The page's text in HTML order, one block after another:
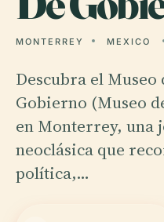
MONTERREY MEXICO
Descubra el Museo
Gobierno (Museo
en Monterrey, una
neoclásica que
política,…